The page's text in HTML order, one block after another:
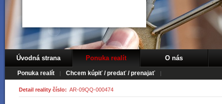
Úvodná strana Ponuka realít
Ponuka realít Chcem kúpiť / predať / prenajať
O nás
Detail reality číslo: AR-09QQ-000474